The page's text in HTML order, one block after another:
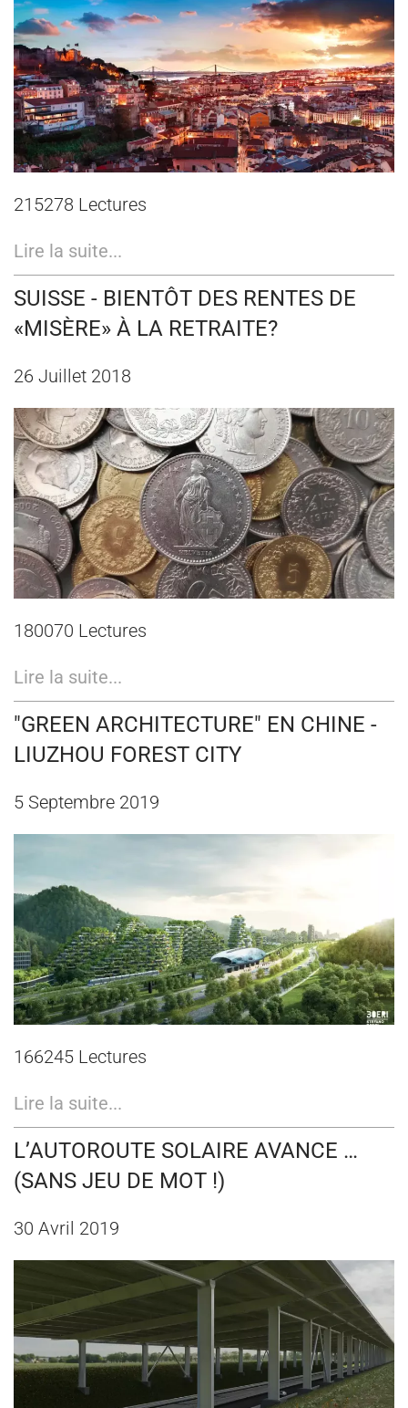
215278 Lectures
Lire la suite...
SUISSE - BIENTÔT DES RENTES DE
«MISÈRE» À LA RETRAITE?
26 Juillet 2018
180070 Lectures
Lire la suite...
"GREEN ARCHITECTURE" EN CHINE -
LIUZHOU FOREST CITY
5 Septembre 2019
166245 Lectures
Lire la suite...
L’AUTOROUTE SOLAIRE AVANCE …
(SANS JEU DE MOT !)
30 Avril 2019